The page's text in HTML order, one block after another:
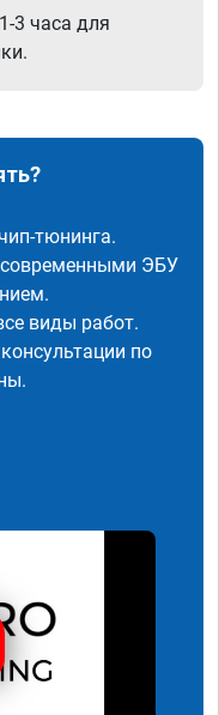
3 часа для
тюнинга.
современными ЭБУ
виды работ.
по